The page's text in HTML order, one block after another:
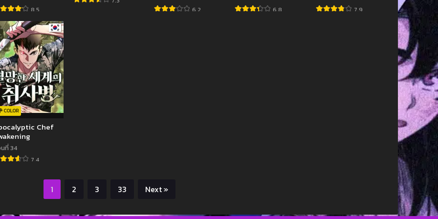
8.5 6.2 6.8 7.9
COLOR
Chef
ที่ 34
7.4
1 2 3 33 Next »